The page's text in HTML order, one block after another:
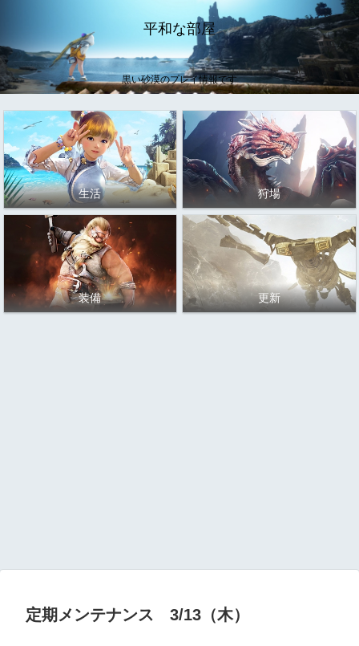
平和な部屋
黒い砂漠のプレイ情報です
生活 狩場
装備 更新
定期メンテナンス 3/13（木）